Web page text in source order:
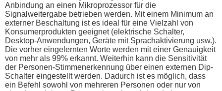
print "Menüanzeige <Leertaste>"
print
#main
taste=0
if not rxd then goto main
get taste
if taste=32 then goto anzeige
if taste <65 then goto main
if taste >96 then taste = taste-32
offset = (taste-65)*5
if offset = 120 then goto automatik
if offset=30 then sagen =on
Anbindung an einen Mikroprozessor für die
Signalweitergabe betrieben werden. Mit einem Minimum an
externer Beschaltung ist es ideal für eine Vielzahl von
Konsumerprodukten geeignet (elektrische Schalter,
Desktop-Anwendungen, Geräte mit Sprachaktivierung usw.).
Die vorher eingelernten Worte werden mit einer Genauigkeit
von mehr als 99% erkannt. Weiterhin kann die Sensitivität
der Personen-Stimmenerkennung über einen externen Dip-
Schalter eingestellt werden. Dadurch ist es möglich, dass
ein Befehl sowohl von mehreren Personen oder nur von